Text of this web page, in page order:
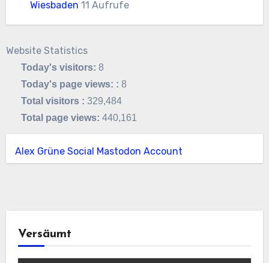
Wiesbaden 11 Aufrufe
Website Statistics
Today's visitors:8
Today's page views: :8
Total visitors :329,484
Total page views:440,161
Alex Grüne Social Mastodon Account
Versäumt